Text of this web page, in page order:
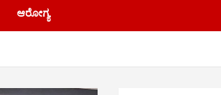
ಆರೋಗ್ಯ